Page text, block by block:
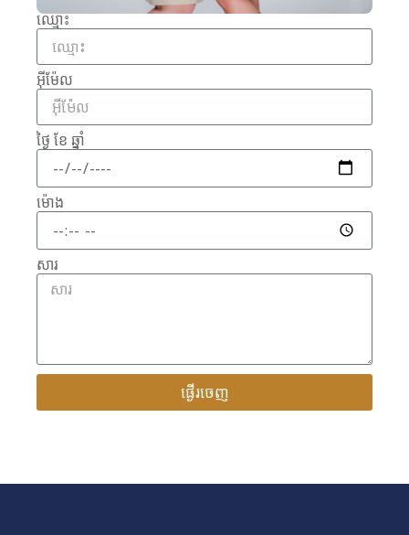
ឈ្មោះ
អ៊ីម៉ែល
ថ្ងៃ ខែ ឆ្នាំ
ម៉ោង
សារ
ផ្ងើរចេញ